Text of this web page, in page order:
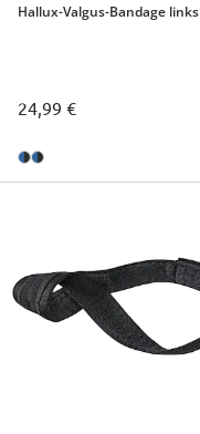
Hallux-Valgus-Bandage links
24,99 €